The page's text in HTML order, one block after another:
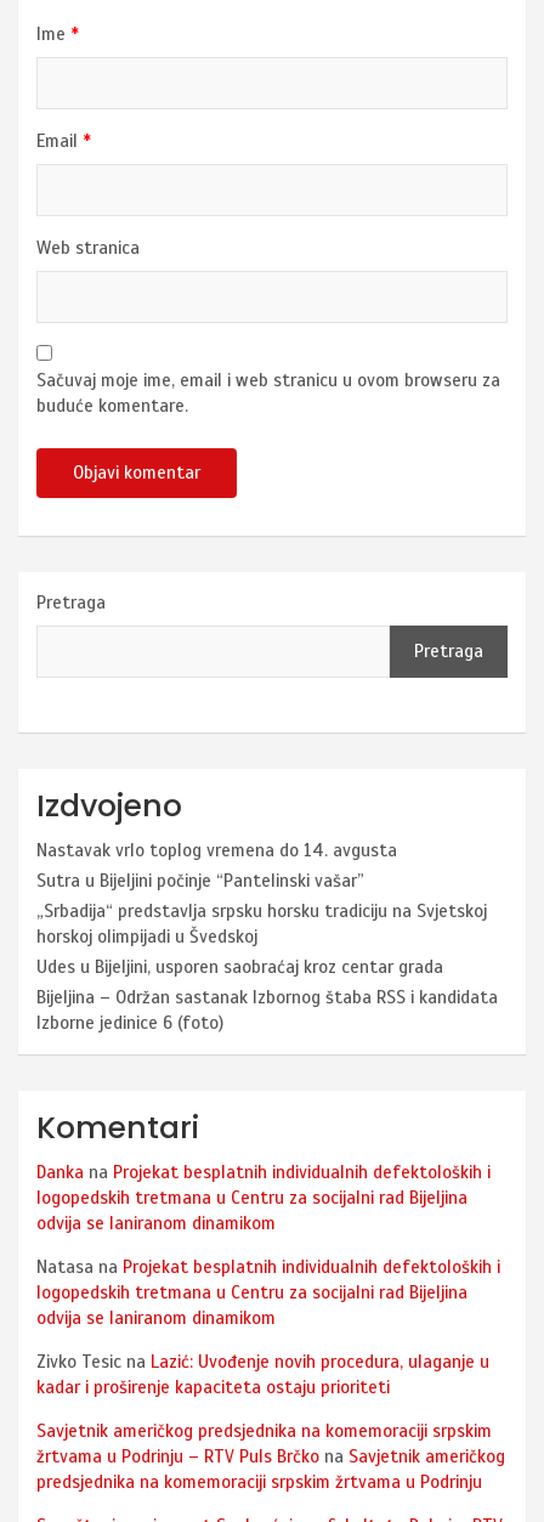
Ime *
Email *
Web stranica
Sačuvaj moje ime, email i web stranicu u ovom browseru za
buduće komentare.
Pretraga
Pretraga
Izdvojeno
Nastavak vrlo toplog vremena do 14. avgusta
Sutra u Bijeljini počinje “Pantelinski vašar”
„Srbadija“ predstavlja srpsku horsku tradiciju na Svjetskoj
horskoj olimpijadi u Švedskoj
Udes u Bijeljini, usporen saobraćaj kroz centar grada
Bijeljina – Održan sastanak Izbornog štaba RSS i kandidata
Izborne jedinice 6 (foto)
Komentari
Danka na Projekat besplatnih individualnih defektoloških i
logopedskih tretmana u Centru za socijalni rad Bijeljina
odvija se laniranom dinamikom
Natasa na Projekat besplatnih individualnih defektoloških i
logopedskih tretmana u Centru za socijalni rad Bijeljina
odvija se laniranom dinamikom
Zivko Tesic na Lazić: Uvođenje novih procedura, ulaganje u
kadar i proširenje kapaciteta ostaju prioriteti
Savjetnik američkog predsjednika na komemoraciji srpskim
žrtvama u Podrinju – RTV Puls Brčko na Savjetnik američkog
predsjednika na komemoraciji srpskim žrtvama u Podrinju